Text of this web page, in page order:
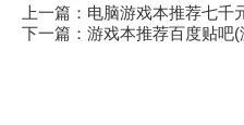
上一篇： 电脑游戏本推荐七千
下一篇： 游戏本推荐百度贴吧